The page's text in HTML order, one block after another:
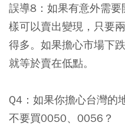
誤導8：如果有意外需
樣可以賣出變現，只要
得多。如果擔心市場下
就等於賣在低點。
Q4：如果你擔心台灣的
不要買0050、0056？